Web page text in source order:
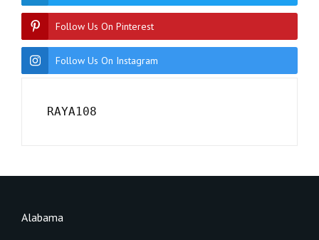
Follow Us On Pinterest
Follow Us On Instagram
RAYA108
Alabama